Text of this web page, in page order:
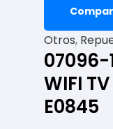
Otros,
07096-
WIFI
E0845